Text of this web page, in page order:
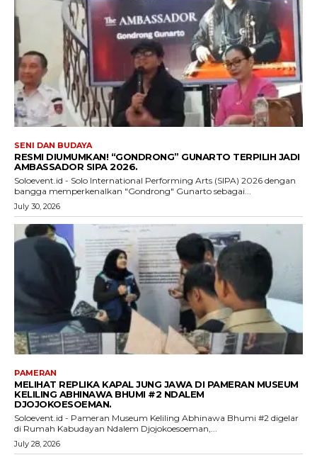
SENI DAN BUDAYA
RESMI DIUMUMKAN! “GONDRONG” GUNARTO TERPILIH JADI
AMBASSADOR SIPA 2026.
Soloevent.id - Solo International Performing Arts (SIPA) 2026 dengan
bangga memperkenalkan "Gondrong" Gunarto sebagai...
July 30, 2026
PAMERAN
MELIHAT REPLIKA KAPAL JUNG JAWA DI PAMERAN MUSEUM
KELILING ABHINAWA BHUMI #2 NDALEM
DJOJOKOESOEMAN.
Soloevent.id - Pameran Museum Keliling Abhinawa Bhumi #2 digelar
di Rumah Kabudayan Ndalem Djojokoesoeman,...
July 28, 2026